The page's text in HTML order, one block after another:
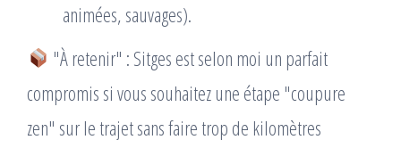
animées, sauvages).
"À retenir" : Sitges est selon moi un parfait
compromis si vous souhaitez une étape "coupure
zen" sur le trajet sans faire trop de kilomètres